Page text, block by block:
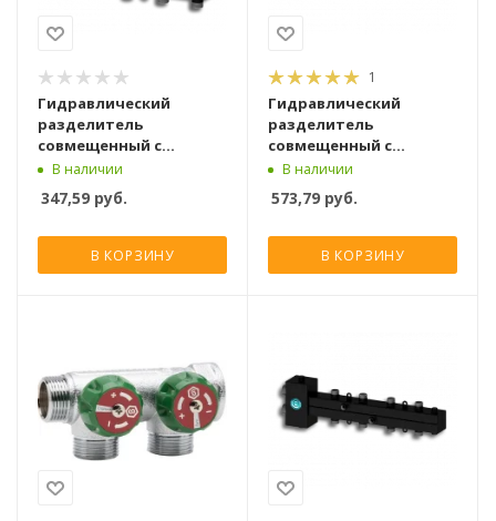
Гидравлический
разделитель
совмещенный с
коллектором Север
В наличии
347,59 руб.
В КОРЗИНУ
1
Гидравлический
разделитель
совмещенный с
коллектором Север М4
В наличии
573,79 руб.
В КОРЗИНУ